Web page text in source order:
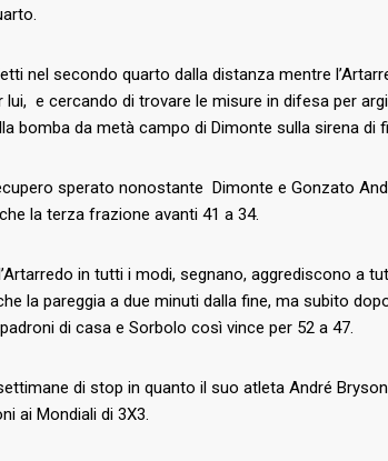
nel secondo quarto dalla distanza mentre
e cercando di trovare le misure in difesa per
bomba da metà campo di Dimonte sulla sirena di
sperato nonostante Dimonte e Gonzato
la terza frazione avanti 41 a 34.
in tutti i modi, segnano, aggrediscono a
la pareggia a due minuti dalla fine, ma subito
di casa e Sorbolo così vince per 52 a 47.
di stop in quanto il suo atleta André
ai Mondiali di 3X3.